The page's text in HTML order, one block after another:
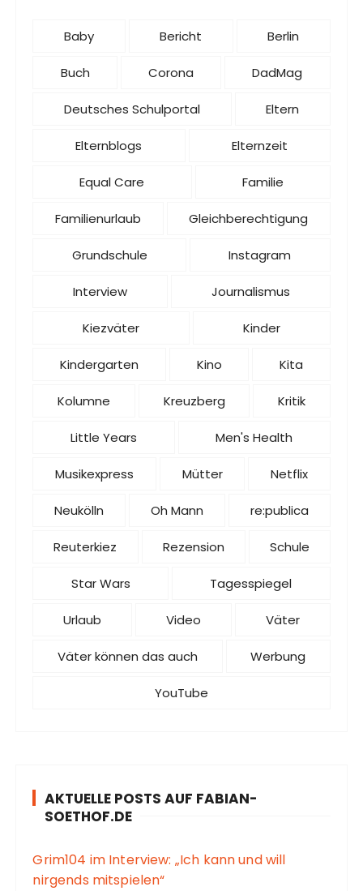
Baby Bericht Berlin
Buch Corona DadMag
Deutsches Schulportal Eltern
Elternblogs Elternzeit
Equal Care Familie
Familienurlaub Gleichberechtigung
Grundschule Instagram
Interview Journalismus
Kiezväter Kinder
Kindergarten Kino Kita
Kolumne Kreuzberg Kritik
Little Years Men's Health
Musikexpress Mütter Netflix
Neukölln Oh Mann re:publica
Reuterkiez Rezension Schule
Star Wars Tagesspiegel
Urlaub Video Väter
Väter können das auch Werbung
YouTube
AKTUELLE POSTS AUF FABIAN-
SOETHOF.DE
Grim104 im Interview: „Ich kann und will
nirgends mitspielen“